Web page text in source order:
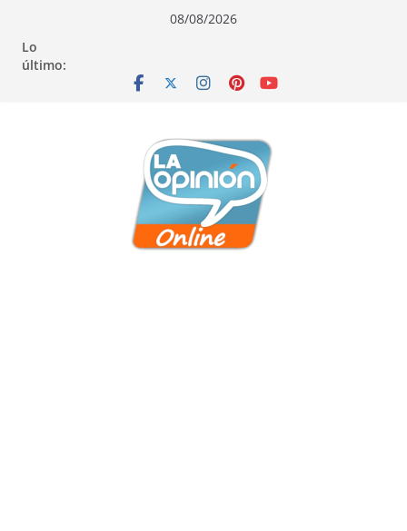
contenido
navegación
contenido
08/08/2026
Lo
último: